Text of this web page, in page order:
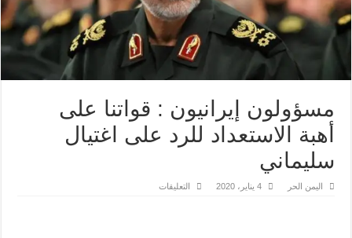
مسؤولون إيرانيون : قواتنا على
أهبة الاستعداد للرد على اغتيال
سليماني
اليمن الحر 4 يناير، 2020 التعليقات